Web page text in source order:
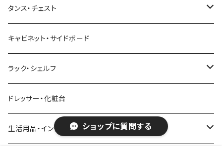
ショップに質問する
ヴィンテージ
北欧風・ノルディック
インダストリアル
フレンチカントリー
アジアン
幅101～120cm
こたつテーブル+布団掛敷セット
こたつテーブル+掛け布団
ネストテーブル
折りたたみテーブル
昇降式・リフティングテーブル
4人掛け以上のソファ
ソファベッド
フロアソファ・ローソファ
リクライニングソファ
カウチソファ・コーナーソファ
コーナーテレビ台
ハイタイプテレビ台・壁面収納
伸縮テレビ台
テレビスタンド
シングルベッド
マット付きベッド
収納付きベッド
ロフトベッド
ヘッドボード
マットレス
キッチンカウンター
キッチンワゴン
レンジ台
キッチンラック
キッチン雑貨
ダイニングテーブル
ダイニングテーブルセット
2人用ダイニングテーブルセット
4人用ダイニングテーブルセット
6人用ダイニングテーブルセット
ダイニングチェア・ベンチ
ダイニングソファ
タンス・チェスト
サイドチェスト
ハイチェスト
キャビネット・サイドボード
ラック・シェルフ
オープンラック
突っ張り収納
ドレッサー・化粧台
生活用品・インテリア雑貨